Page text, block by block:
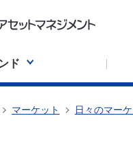
ド
マーケット 日々のマー